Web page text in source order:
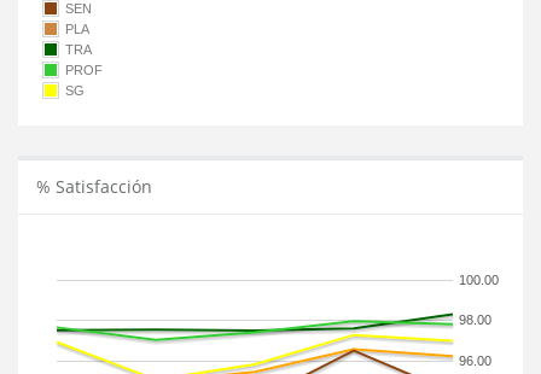
SEN
PLA
TRA
PROF
SG
% Satisfacción
96.00
98.00
100.00